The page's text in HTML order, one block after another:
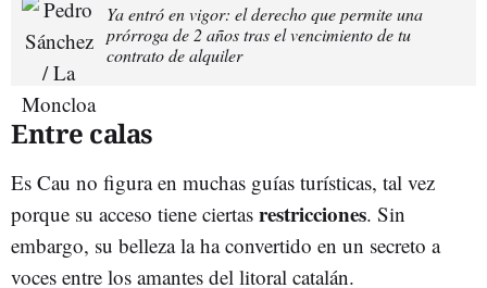
Ya entró en vigor: el derecho que permite una
prórroga de 2 años tras el vencimiento de tu
contrato de alquiler
Entre calas
Es Cau no figura en muchas guías turísticas, tal vez
porque su acceso tiene ciertas restricciones. Sin
embargo, su belleza la ha convertido en un secreto a
voces entre los amantes del litoral catalán.